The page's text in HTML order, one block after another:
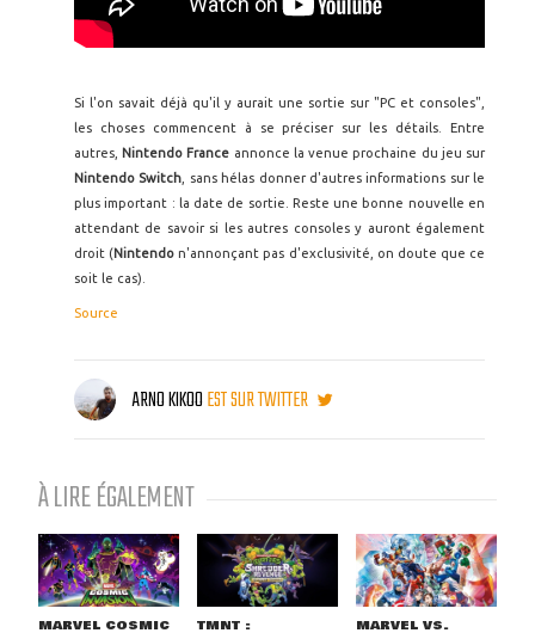
Si l'on savait déjà qu'il y aurait une sortie sur "PC et consoles",
les choses commencent à se préciser sur les détails. Entre
autres,
Nintendo France annonce la venue prochaine du jeu sur
Nintendo Switch , sans hélas donner d'autres informations sur le
plus important : la date de sortie. Reste une bonne nouvelle en
attendant de savoir si les autres consoles y auront également
droit (Nintendon'annonçant pas d'exclusivité, on doute que ce
soit le cas).
Source
ARNO KIKOOEST SUR TWITTER
À LIRE ÉGALEMENT
MARVEL COSMIC TMNT : MARVEL VS.